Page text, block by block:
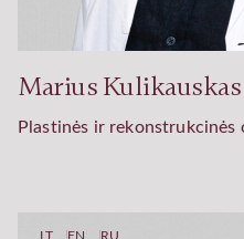
Marius Kulikauskas
Plastinės ir
LT EN RU